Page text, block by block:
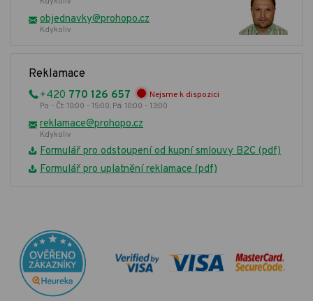
objednavky@prohopo.cz
Kdykoliv
Reklamace
+420 770 126 657 Nejsme k dispozici
Po - Čt: 10:00 - 15:00, Pá: 10:00 - 13:00
reklamace@prohopo.cz
Kdykoliv
Formulář pro odstoupení od kupní smlouvy B2C (pdf)
Formulář pro uplatnění reklamace (pdf)